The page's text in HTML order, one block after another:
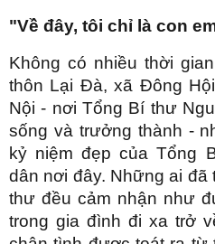
"Về đây, tôi chỉ là con
Không có nhiều thời
thôn Lại Đà, xã Đông
Nội - nơi Tổng Bí thư
sống và trưởng thành -
kỷ niệm đẹp của Tổng
dân nơi đây. Những ai
thư đều cảm nhận như
trong gia đình đi xa trở